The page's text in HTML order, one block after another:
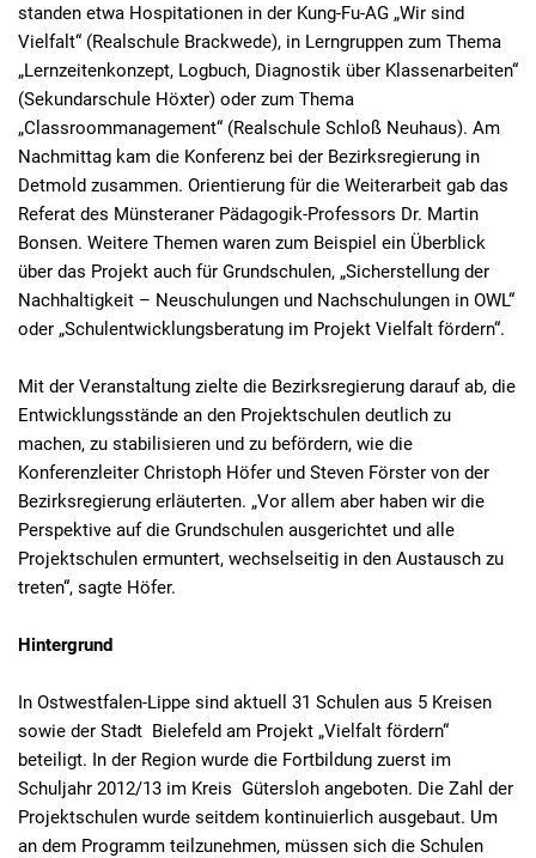
standen etwa Hospitationen in der Kung-Fu-AG „Wir sind
Vielfalt“ (Realschule Brackwede), in Lerngruppen zum Thema
„Lernzeitenkonzept, Logbuch, Diagnostik über Klassenarbeiten“
(Sekundarschule Höxter) oder zum Thema
„Classroommanagement“ (Realschule Schloß Neuhaus). Am
Nachmittag kam die Konferenz bei der Bezirksregierung in
Detmold zusammen. Orientierung für die Weiterarbeit gab das
Referat des Münsteraner Pädagogik-Professors Dr. Martin
Bonsen. Weitere Themen waren zum Beispiel ein Überblick
über das Projekt auch für Grundschulen, „Sicherstellung der
Nachhaltigkeit – Neuschulungen und Nachschulungen in OWL“
oder „Schulentwicklungsberatung im Projekt Vielfalt fördern“.
Mit der Veranstaltung zielte die Bezirksregierung darauf ab, die
Entwicklungsstände an den Projektschulen deutlich zu
machen, zu stabilisieren und zu befördern, wie die
Konferenzleiter Christoph Höfer und Steven Förster von der
Bezirksregierung erläuterten. „Vor allem aber haben wir die
Perspektive auf die Grundschulen ausgerichtet und alle
Projektschulen ermuntert, wechselseitig in den Austausch zu
treten“, sagte Höfer.
Hintergrund
In Ostwestfalen-Lippe sind aktuell 31 Schulen aus 5 Kreisen
sowie der Stadt Bielefeld am Projekt „Vielfalt fördern“
beteiligt. In der Region wurde die Fortbildung zuerst im
Schuljahr 2012/13 im Kreis Gütersloh angeboten. Die Zahl der
Projektschulen wurde seitdem kontinuierlich ausgebaut. Um
an dem Programm teilzunehmen, müssen sich die Schulen